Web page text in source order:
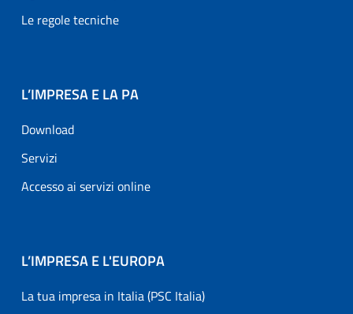
Le regole tecniche
L’IMPRESA E LA PA
Download
Servizi
Accesso ai servizi online
L’IMPRESA E L'EUROPA
La tua impresa in Italia (PSC Italia)